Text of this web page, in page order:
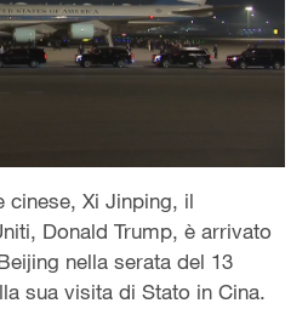
cinese, Xi Jinping, il
Donald Trump, è arrivato
nella serata del 13
sua visita di Stato in Cina.